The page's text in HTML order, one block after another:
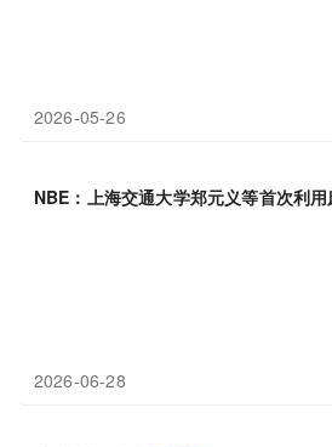
2026-05-26
NBE：上海交通大学郑元义等首次利
2026-06-28